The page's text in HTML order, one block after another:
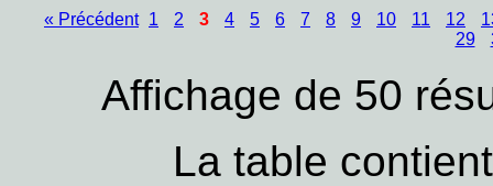
« Précédent 1 2 3 4 5 6 7 8 9 10 11 12
29
Affichage de 50
La table